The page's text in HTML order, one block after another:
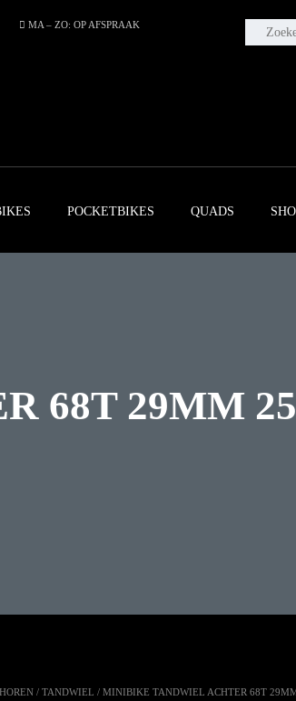
MA – ZO: OP AFSPRAAK
NAAR:
POCKETBIKES QUADS
68T 29MM
/ TANDWIEL / MINIBIKE TANDWIEL ACHTER 68T